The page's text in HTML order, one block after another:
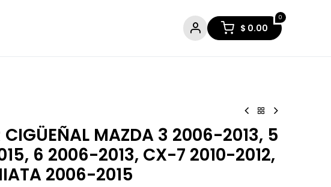
0
$ 0.00
CIGÜEÑAL​ MAZDA 3 2006-2013, 5
6 2006-2013, CX-7 2010-2012,
2006-2015